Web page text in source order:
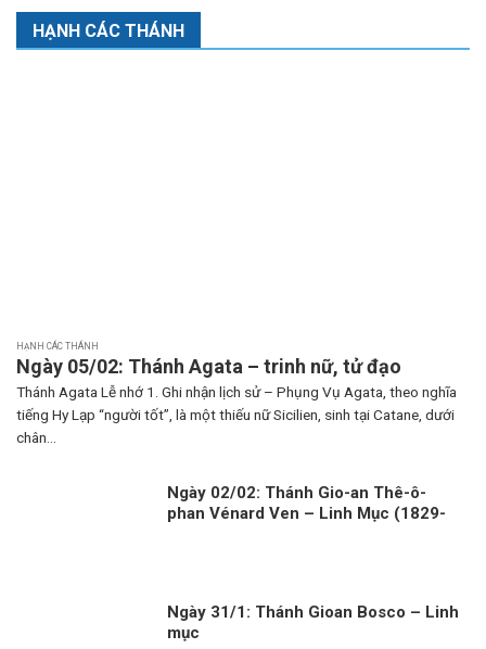
HẠNH CÁC THÁNH
HẠNH CÁC THÁNH
Ngày 05/02: Thánh Agata – trinh nữ, tử đạo
Thánh Agata Lễ nhớ 1. Ghi nhận lịch sử – Phụng Vụ Agata, theo nghĩa
tiếng Hy Lạp “người tốt”, là một thiếu nữ Sicilien, sinh tại Catane, dưới
chân...
Ngày 02/02: Thánh Gio-an Thê-ô-
phan Vénard Ven – Linh Mục (1829-
Ngày 31/1: Thánh Gioan Bosco – Linh
mục